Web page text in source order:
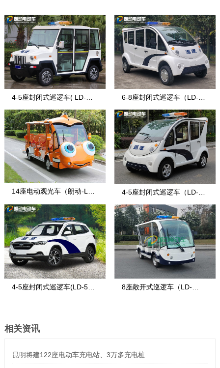
4-5座封闭式巡逻车( LD-战
盾)
6-8座封闭式巡逻车（LD-8-
7）
14座电动观光车（朗动-LD-
14F-5E款
4-5座封闭式巡逻车（LD-4-
7）
4-5座封闭式巡逻车(LD-5S- 8座敞开式巡逻车（LD-
相关资讯
昆明将建122座电动车充电站、3万多充电桩